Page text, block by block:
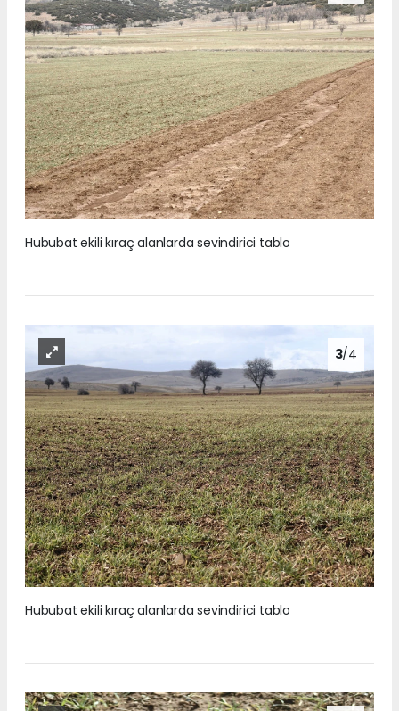
Hububat ekili kıraç alanlarda sevindirici tablo
3/4
Hububat ekili kıraç alanlarda sevindirici tablo